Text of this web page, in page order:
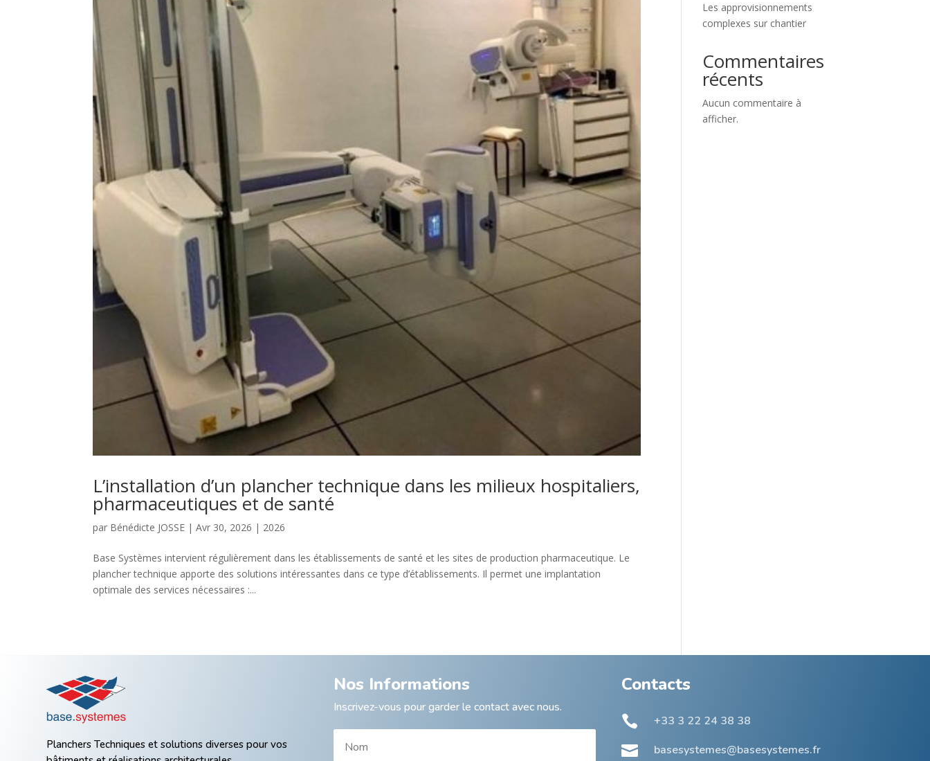
L’installation d’un plancher technique dans les milieux hospitaliers,
pharmaceutiques et de santé
par Bénédicte JOSSE |Avr 30, 2026 | 2026
Base Systèmes intervient régulièrement dans les établissements de santé et les sites de production pharmaceutique. Le
plancher technique apporte des solutions intéressantes dans ce type d’établissements. Il permet une implantation
optimale des services nécessaires :...
Les approvisionnements
complexes sur chantier
Commentaires
récents
Aucun commentaire à
afficher.
Planchers Techniques et solutions diverses pour vos
Nos Informations
Inscrivez-vous pour garder le contact avec nous.
Contacts
 +33 3 22 24 38 38
 basesystemes@basesystemes.fr